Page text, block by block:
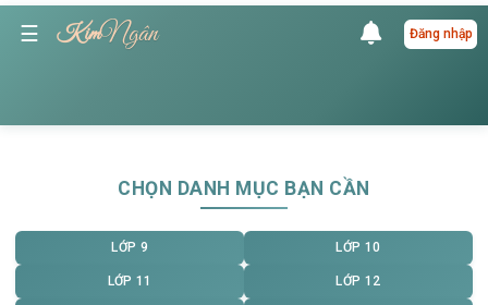
☰ KimNgân Đăng nhập
CHỌN DANH MỤC BẠN CẦN
LỚP 9 LỚP 10
LỚP 11 LỚP 12